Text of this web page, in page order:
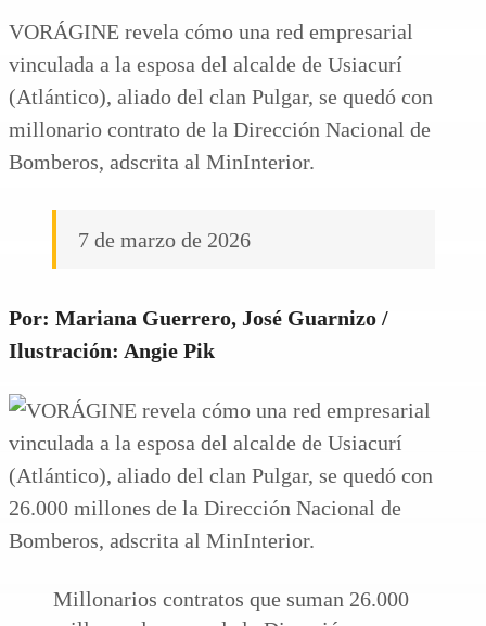
VORÁGINE revela cómo una red empresarial
vinculada a la esposa del alcalde de Usiacurí
(Atlántico), aliado del clan Pulgar, se quedó con
millonario contrato de la Dirección Nacional de
Bomberos, adscrita al MinInterior.
7 de marzo de 2026
Por: Mariana Guerrero, José Guarnizo /
Ilustración: Angie Pik
Millonarios contratos que suman 26.000